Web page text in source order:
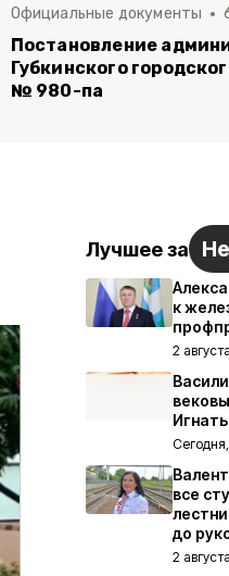
Официальные документы
Постановление
Губкинского
№ 980-па
Лучшее за
к
2
все
до
2